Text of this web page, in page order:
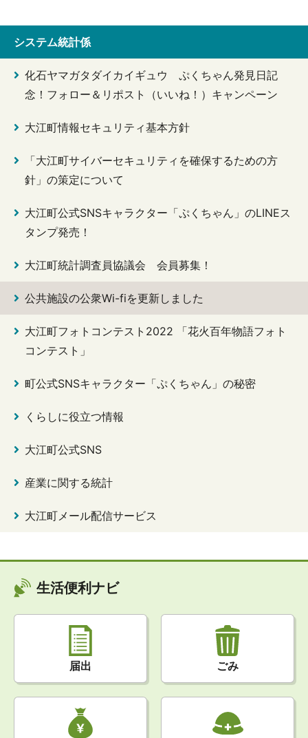
システム統計係
化石ヤマガタダイカイギュウ ぷくちゃん発見日記
念！フォロー＆リポスト（いいね！）キャンペーン
大江町情報セキュリティ基本方針
「大江町サイバーセキュリティを確保するための方
針」の策定について
大江町公式SNSキャラクター「ぷくちゃん」のLINEス
タンプ発売！
大江町統計調査員協議会 会員募集！
公共施設の公衆Wi-fiを更新しました
大江町フォトコンテスト2022 「花火百年物語フォト
コンテスト」
町公式SNSキャラクター「ぷくちゃん」の秘密
くらしに役立つ情報
大江町公式SNS
産業に関する統計
大江町メール配信サービス
生活便利ナビ
届出 ごみ